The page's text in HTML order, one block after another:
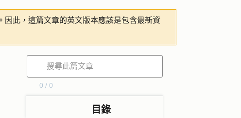
因此，這篇文章的英文版本應該是包含最新資
0 / 0
目錄